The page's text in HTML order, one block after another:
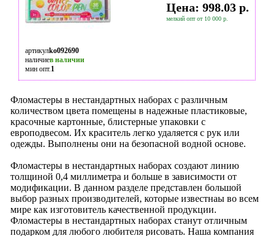
Цена: 998.03 р.
мелкий опт от 10 000 р.
артикулko092690
наличиев наличии
мин опт.1
Фломастеры в нестандартных наборах с различным
количеством цвета помещены в надежные пластиковые,
красочные картонные, блистерные упаковки с
европодвесом. Их краситель легко удаляется с рук или
одежды. Выполнены они на безопасной водной основе.
Фломастеры в нестандартных наборах создают линию
толщиной 0,4 миллиметра и больше в зависимости от
модификации. В данном разделе представлен большой
выбор разных производителей, которые известнаы во всем
мире как изготовитель качественной продукции.
Фломастеры в нестандартных наборах станут отличным
подарком для любого любителя рисовать. Наша компания